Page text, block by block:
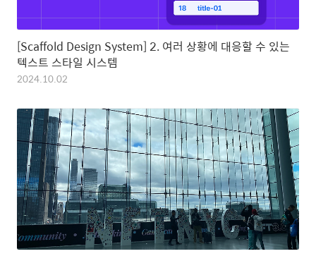
[Scaffold Design System] 2. 여러 상황에 대응할 수 있는
텍스트 스타일 시스템
2024.10.02